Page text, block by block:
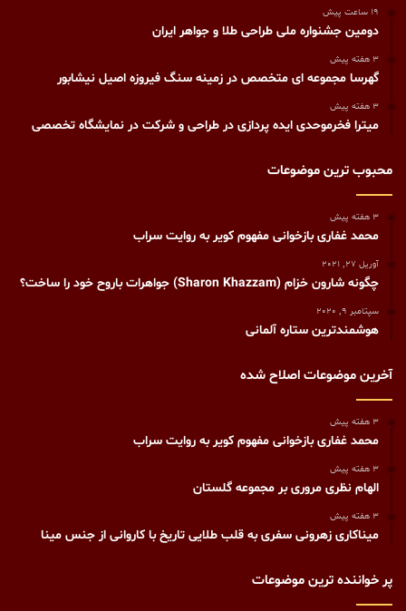
19 ساعت پیش
دومین جشنواره ملی طراحی طلا و جواهر ایران
3 هفته پیش
گهرسا مجموعه ای متخصص در زمینه سنگ فیروزه اصیل نیشابور
3 هفته پیش
میترا فخرموحدی ایده پردازی در طراحی و شرکت در نمایشگاه تخصصی
محبوب ترین موضوعات
3 هفته پیش
محمد غفاری بازخوانی مفهوم کویر به روایت سراب
آوریل 27, 2021
چگونه شارون خزام (Sharon Khazzam) جواهرات باروح خود را ساخت؟
سپتامبر 9, 2020
هوشمند‌ترین ستاره آلمانی
آخرین موضوعات اصلاح شده
3 هفته پیش
محمد غفاری بازخوانی مفهوم کویر به روایت سراب
3 هفته پیش
الهام نظری مروری بر مجموعه گلستان
3 هفته پیش
میناکاری زهرونی سفری به قلب طلایی تاریخ با کاروانی از جنس مینا
پر خواننده ترین موضوعات